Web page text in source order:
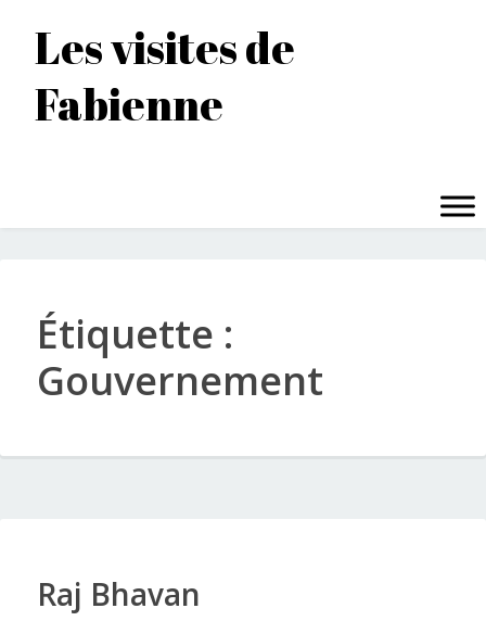
contenu
principal
Les visites de
Fabienne
Étiquette :
Gouvernement
Raj Bhavan